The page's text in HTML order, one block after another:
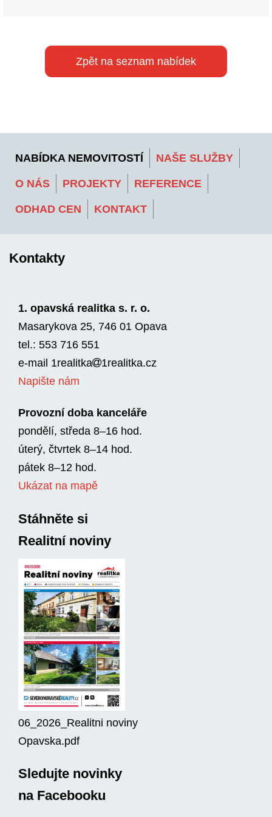
Zpět na seznam nabídek
NABÍDKA NEMOVITOSTÍ NAŠE SLUŽBY
O NÁS PROJEKTY REFERENCE
ODHAD CEN KONTAKT
Kontakty
1. opavská realitka s. r. o.
Masarykova 25, 746 01 Opava
tel.: 553 716 551
e-mail 1realitka
1rea­litka.cz
Napište nám
Provozní doba kanceláře
pondělí, středa 8–16 hod.
úterý, čtvrtek 8–14 hod.
pátek 8–12 hod.
Ukázat na mapě
Stáhněte si
Realitní noviny
06_2026_Realitni noviny
Opavska.pdf
Sledujte novinky
na Facebooku